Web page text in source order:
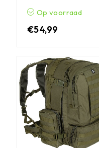
Op voorraad
€54,99